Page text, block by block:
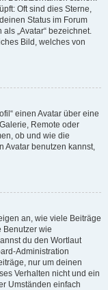
Oft sind dies Sterne,
Status im Forum
„Avatar“ bezeichnet.
Bild, welches von
einen Avatar über eine
Remote oder
ob und wie die
Avatar benutzen kannst,
an, wie viele Beiträge
Benutzer wie
du den Wortlaut
Administration
nur um deinen
Verhalten nicht und ein
Umständen einfach